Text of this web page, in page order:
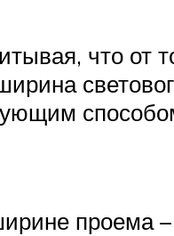
что от
проема